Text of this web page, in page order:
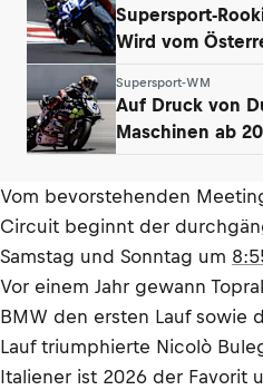
Supersport-
Wird vom
Supersport-WM
Auf Druck von
Maschinen ab
Vom bevorstehenden
Circuit beginnt der
Samstag und Sonntag um
Vor einem Jahr gewann
BMW den ersten Lauf sowie
Lauf triumphierte Nicolò
Italiener ist 2026 der Favorit